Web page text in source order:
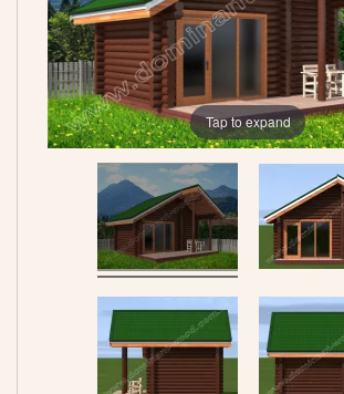
Tap to expand